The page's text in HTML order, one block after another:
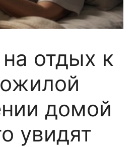
отдых к
домой
увидят